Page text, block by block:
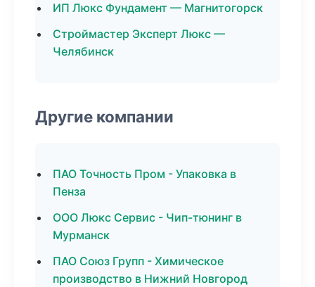
ИП Люкс Фундамент — Магнитогорск
Строймастер Эксперт Люкс —
Челябинск
Другие компании
ПАО Точность Пром - Упаковка в
Пенза
ООО Люкс Сервис - Чип-тюнинг в
Мурманск
ПАО Союз Групп - Химическое
производство в Нижний Новгород